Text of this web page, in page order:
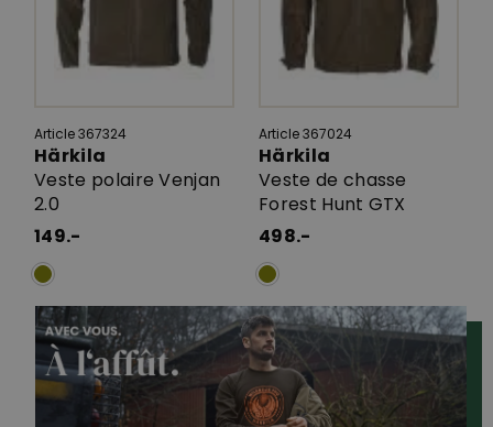
Article 367324
Härkila
Veste polaire Venjan
2.0
149.-
Article 367024
Härkila
Veste de chasse
Forest Hunt GTX
498.-